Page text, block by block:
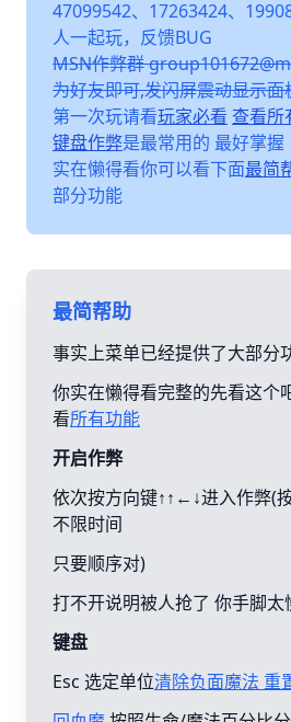
47099542、17263424、
人一起玩，反馈BUG
MSN作弊群
为好友即可,发闪屏震动显示面
第一次玩请看玩家必看 查看所
键盘作弊是最常用的 最好掌握
实在懒得看你可以看下面最简
部分功能
最简帮助
事实上菜单已经提供了大部分
你实在懒得看完整的先看这个
看所有功能
开启作弊
依次按方向键↑↑←↓进入作弊(
不限时间
只要顺序对)
打不开说明被人抢了 你手脚太
键盘
Esc 选定单位清除负面魔法 重